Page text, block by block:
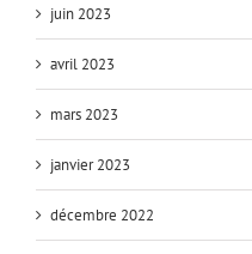
juin 2023
avril 2023
mars 2023
janvier 2023
décembre 2022